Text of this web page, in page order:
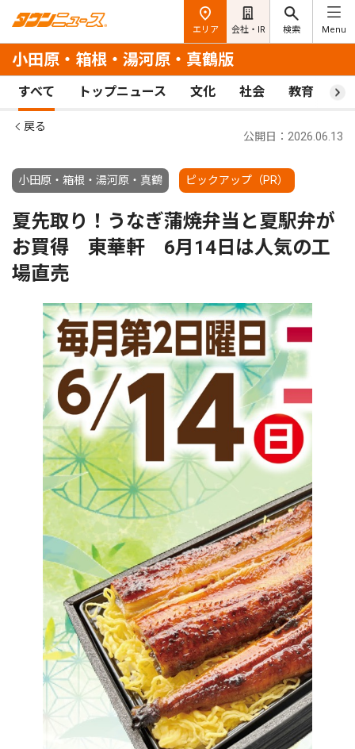
エリア 会社・IR 検索 Menu
小田原・箱根・湯河原・真鶴版
すべて トップニュース 文化 社会 教育 ス
戻る
小田原・箱根・湯河原・真鶴 ピックアップ（PR）
公開日：2026.06.13
夏先取り！うなぎ蒲焼弁当と夏駅弁が
お買得 東華軒 6月14日は人気の工
場直売